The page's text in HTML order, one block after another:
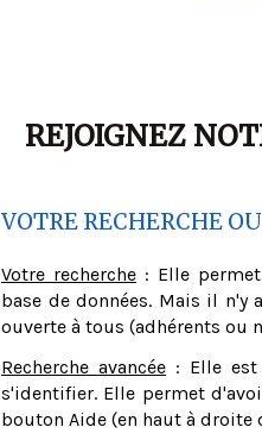
REJOIGNEZ
VOTRE RECHERCHE
Votre recherche : Elle
base de données. Mais il
ouverte à tous (adhérents ou
Recherche avancée : Elle est
s'identifier. Elle permet
bouton Aide (en haut à droite